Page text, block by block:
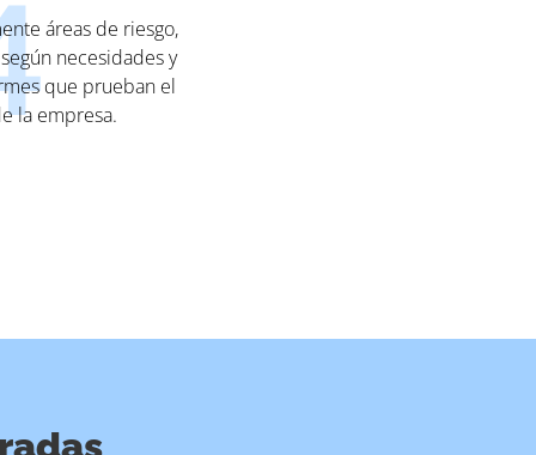
áreas de riesgo,
necesidades y
que prueban el
la empresa.